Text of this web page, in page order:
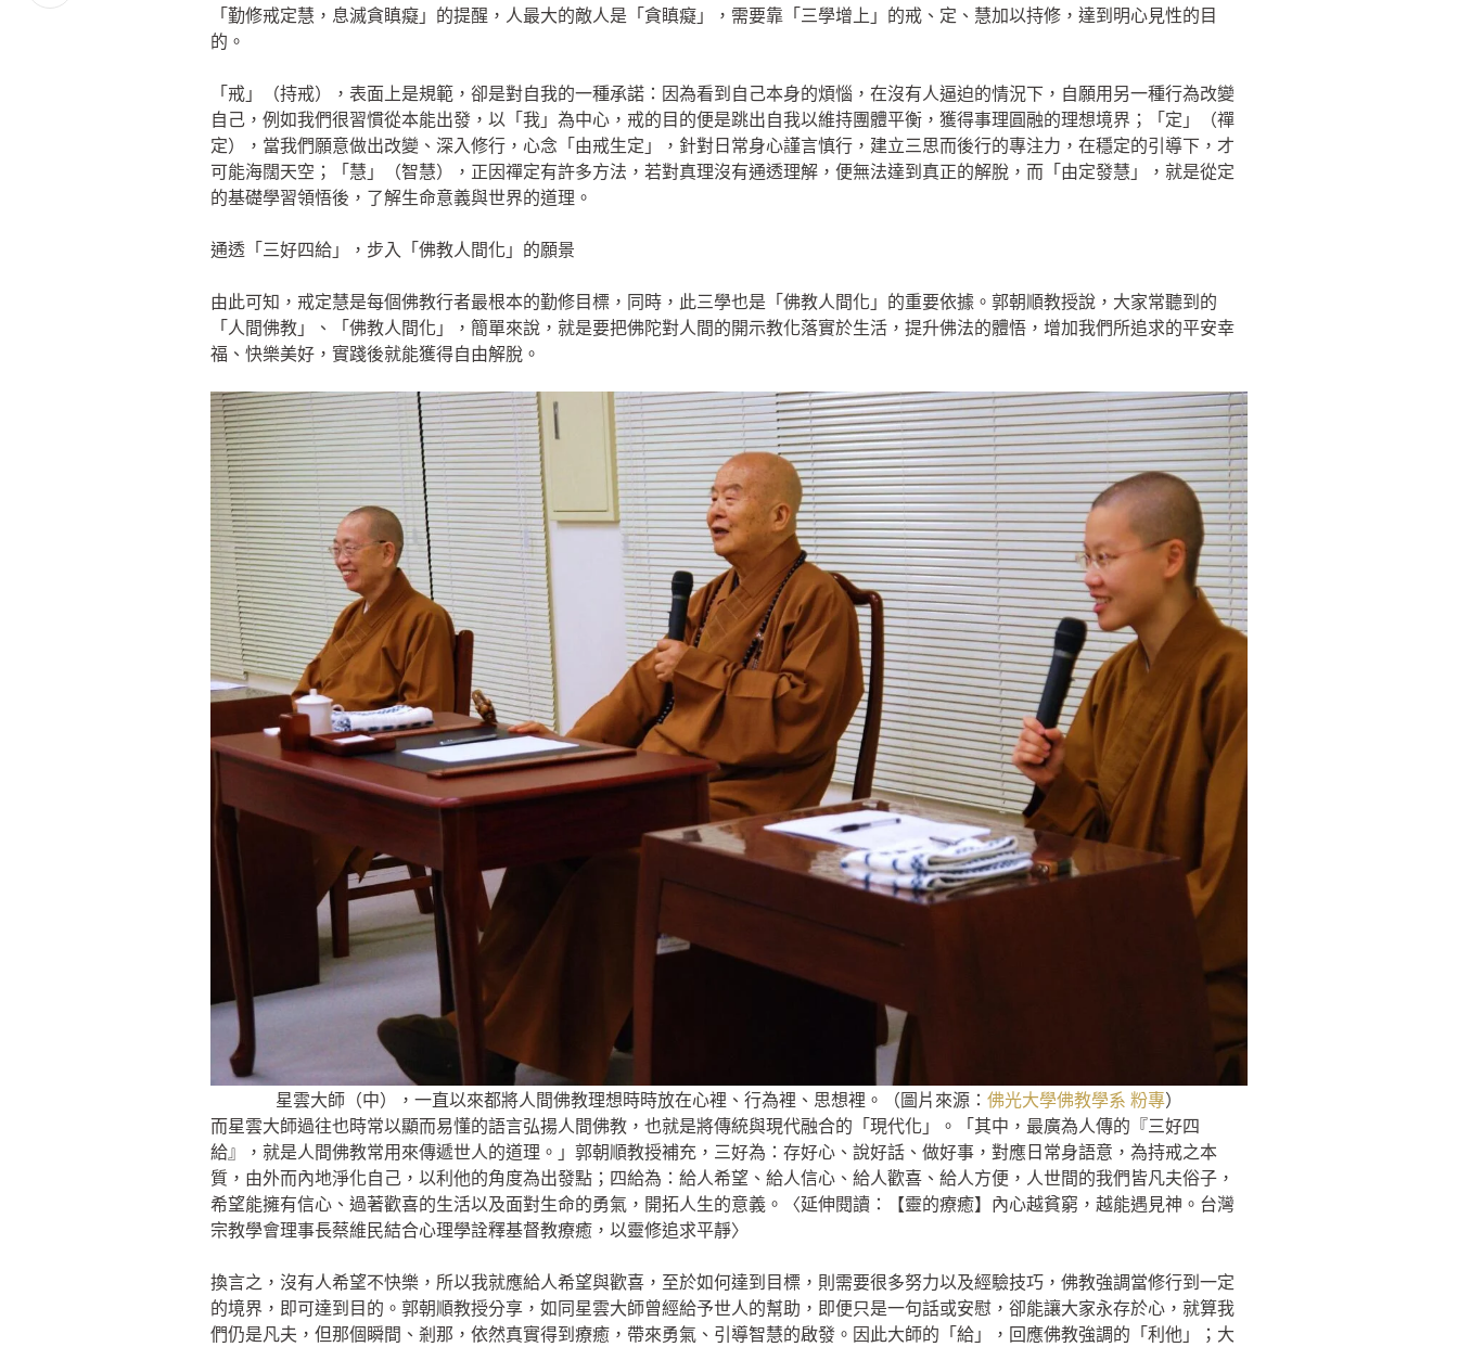
「勤修戒定慧，息滅貪瞋癡」的提醒，人最大的敵人是「貪瞋癡」，需要靠「三學增上」的戒、定、慧加以持修，達到明心見性的目
的。
「戒」（持戒），表面上是規範，卻是對自我的一種承諾：因為看到自己本身的煩惱，在沒有人逼迫的情況下，自願用另一種行為改變
自己，例如我們很習慣從本能出發，以「我」為中心，戒的目的便是跳出自我以維持團體平衡，獲得事理圓融的理想境界；「定」（禪
定），當我們願意做出改變、深入修行，心念「由戒生定」，針對日常身心謹言慎行，建立三思而後行的專注力，在穩定的引導下，才
可能海闊天空；「慧」（智慧），正因禪定有許多方法，若對真理沒有通透理解，便無法達到真正的解脫，而「由定發慧」，就是從定
的基礎學習領悟後，了解生命意義與世界的道理。
通透「三好四給」，步入「佛教人間化」的願景
由此可知，戒定慧是每個佛教行者最根本的勤修目標，同時，此三學也是「佛教人間化」的重要依據。郭朝順教授說，大家常聽到的
「人間佛教」、「佛教人間化」，簡單來說，就是要把佛陀對人間的開示教化落實於生活，提升佛法的體悟，增加我們所追求的平安幸
福、快樂美好，實踐後就能獲得自由解脫。
星雲大師（中），一直以來都將人間佛教理想時時放在心裡、行為裡、思想裡。（圖片來源： 佛光大學佛教學系 粉專）
而星雲大師過往也時常以顯而易懂的語言弘揚人間佛教，也就是將傳統與現代融合的「現代化」。「其中，最廣為人傳的『三好四
給』，就是人間佛教常用來傳遞世人的道理。」郭朝順教授補充，三好為：存好心、說好話、做好事，對應日常身語意，為持戒之本
質，由外而內地淨化自己，以利他的角度為出發點；四給為：給人希望、給人信心、給人歡喜、給人方便，人世間的我們皆凡夫俗子，
希望能擁有信心、過著歡喜的生活以及面對生命的勇氣，開拓人生的意義。〈延伸閱讀：【靈的療癒】內心越貧窮，越能遇見神。台灣
宗教學會理事長蔡維民結合心理學詮釋基督教療癒，以靈修追求平靜〉
換言之，沒有人希望不快樂，所以我就應給人希望與歡喜，至於如何達到目標，則需要很多努力以及經驗技巧，佛教強調當修行到一定
的境界，即可達到目的。郭朝順教授分享，如同星雲大師曾經給予世人的幫助，即便只是一句話或安慰，卻能讓大家永存於心，就算我
們仍是凡夫，但那個瞬間、剎那，依然真實得到療癒，帶來勇氣、引導智慧的啟發。因此大師的「給」，回應佛教強調的「利他」；大